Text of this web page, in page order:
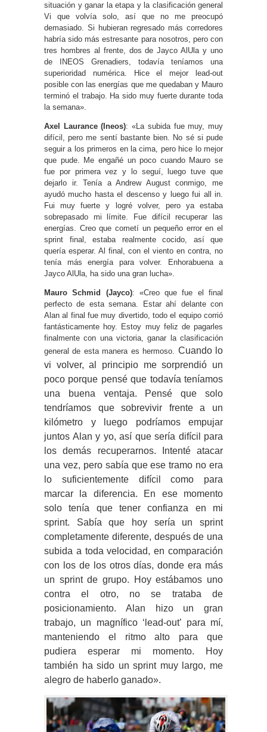
situación y ganar la etapa y la clasificación general
Vi que volvía solo, así que no me preocupó
demasiado. Si hubieran regresado más corredores
habría sido más estresante para nosotros, pero con
tres hombres al frente, dos de Jayco AlUla y uno
de INEOS Grenadiers, todavía teníamos una
superioridad numérica. Hice el mejor lead-out
posible con las energías que me quedaban y Mauro
terminó el trabajo. Ha sido muy fuerte durante toda
la semana».
Axel Laurance (Ineos): «La subida fue muy, muy
difícil, pero me sentí bastante bien. No sé si pude
seguir a los primeros en la cima, pero hice lo mejor
que pude. Me engañé un poco cuando Mauro se
fue por primera vez y lo seguí, luego tuve que
dejarlo ir. Tenía a Andrew August conmigo, me
ayudó mucho hasta el descenso y luego fui all in.
Fui muy fuerte y logré volver, pero ya estaba
sobrepasado mi límite. Fue difícil recuperar las
energías. Creo que cometí un pequeño error en el
sprint final, estaba realmente cocido, así que
quería esperar. Al final, con el viento en contra, no
tenía más energía para volver. Enhorabuena a
Jayco AlUla, ha sido una gran lucha».
Mauro Schmid (Jayco): «Creo que fue el final
perfecto de esta semana. Estar ahí delante con
Alan al final fue muy divertido, todo el equipo corrió
fantásticamente hoy. Estoy muy feliz de pagarles
finalmente con una victoria, ganar la clasificación
general de esta manera es hermoso. Cuando lo
vi volver, al principio me sorprendió un
poco porque pensé que todavía teníamos
una buena ventaja. Pensé que solo
tendríamos que sobrevivir frente a un
kilómetro y luego podríamos empujar
juntos Alan y yo, así que sería difícil para
los demás recuperarnos. Intenté atacar
una vez, pero sabía que ese tramo no era
lo suficientemente difícil como para
marcar la diferencia. En ese momento
solo tenía que tener confianza en mi
sprint. Sabía que hoy sería un sprint
completamente diferente, después de una
subida a toda velocidad, en comparación
con los de los otros días, donde era más
un sprint de grupo. Hoy estábamos uno
contra el otro, no se trataba de
posicionamiento. Alan hizo un gran
trabajo, un magnífico ‘lead-out’ para mí,
manteniendo el ritmo alto para que
pudiera esperar mi momento. Hoy
también ha sido un sprint muy largo, me
alegro de haberlo ganado».